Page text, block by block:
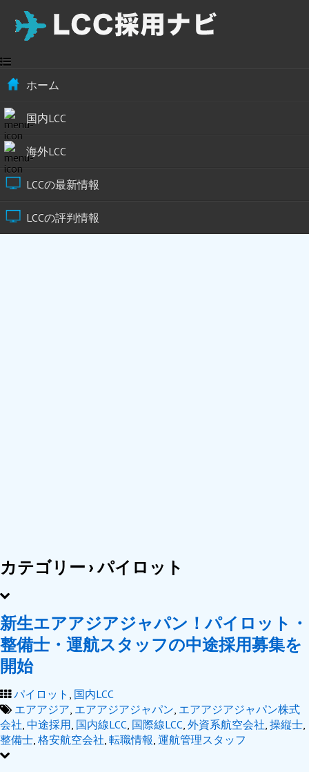
ホーム
国内LCC
海外LCC
LCCの最新情報
LCCの評判情報
カテゴリー ›パイロット
新生エアアジアジャパン！パイロット・
整備士・運航スタッフの中途採用募集を
開始
パイロット , 国内LCC
エアアジア, エアアジアジャパン, エアアジアジャパン株式
会社, 中途採用, 国内線LCC, 国際線LCC, 外資系航空会社, 操縦士,
整備士, 格安航空会社, 転職情報, 運航管理スタッフ